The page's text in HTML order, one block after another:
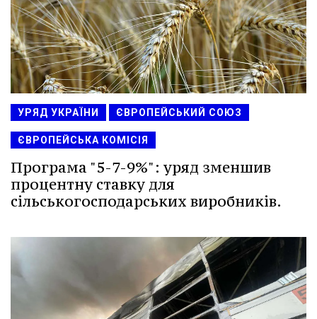
УРЯД УКРАЇНИ ЄВРОПЕЙСЬКИЙ СОЮЗ
ЄВРОПЕЙСЬКА КОМІСІЯ
Програма "5-7-9%": уряд зменшив
процентну ставку для
сільськогосподарських виробників.